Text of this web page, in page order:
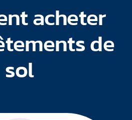
acheter
de
sol